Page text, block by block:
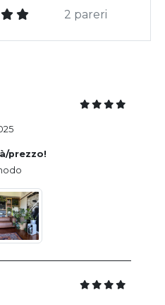
2 pareri
prezzo!